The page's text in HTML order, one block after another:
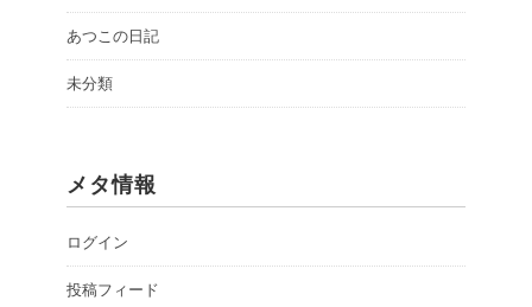
あつこの日記
未分類
メタ情報
ログイン
投稿フィード